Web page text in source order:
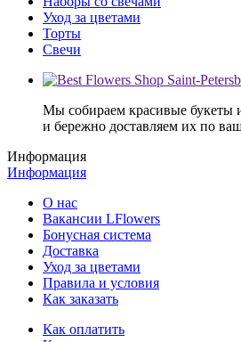
Уход за цветами
Торты
Свечи
Мы собираем красивые букеты
и бережно доставляем их по
Информация
Информация
О нас
Вакансии LFlowers
Бонусная система
Доставка
Уход за цветами
Правила и условия
Как заказать
Как оплатить